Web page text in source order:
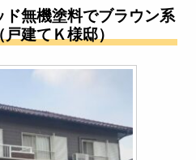
ド無機塗料でブラウン系
建てＫ様邸）